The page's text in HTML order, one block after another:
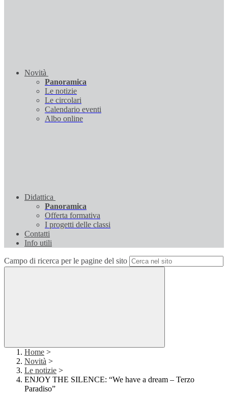
Novità
Panoramica
Le notizie
Le circolari
Calendario eventi
Albo online
Didattica
Panoramica
Offerta formativa
I progetti delle classi
Contatti
Info utili
Campo di ricerca per le pagine del sito
Home >
Novità >
Le notizie >
ENJOY THE SILENCE: “We have a dream – Terzo
Paradiso”